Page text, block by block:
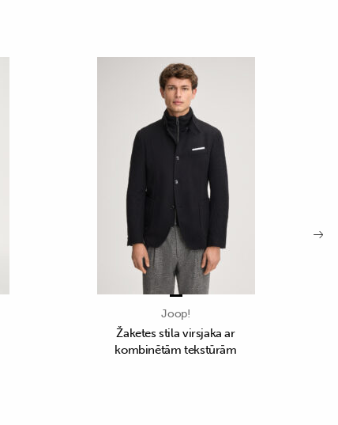
Joop!
Žaketes stila virsjaka ar
kombinētām tekstūrām